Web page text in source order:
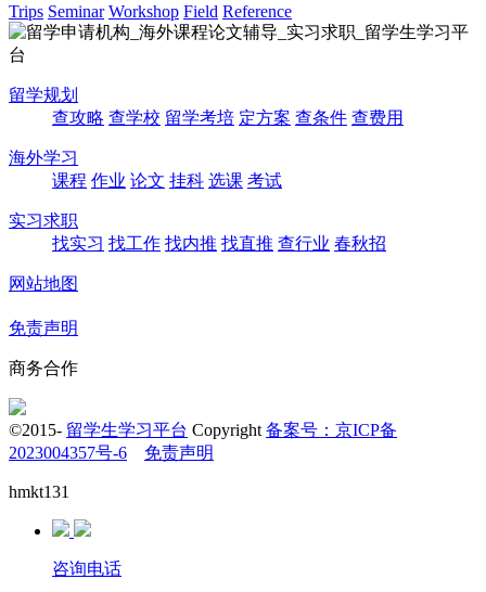
Trips Seminar Workshop Field Reference
留学规划
查攻略 查学校 留学考培 定方案 查条件 查费用
海外学习
课程 作业 论文 挂科 选课 考试
实习求职
找实习 找工作 找内推 找直推 查行业 春秋招
网站地图
免责声明
商务合作
©2015- 留学生学习平台 Copyright 备案号：京ICP备
2023004357号-6
免责声明
hmkt131
咨询电话